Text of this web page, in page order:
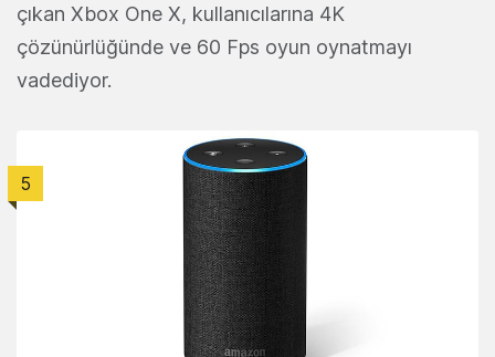
çıkan Xbox One X, kullanıcılarına 4K
çözünürlüğünde ve 60 Fps oyun oynatmayı
vadediyor.
5